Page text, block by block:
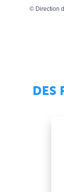
© Direction
DES